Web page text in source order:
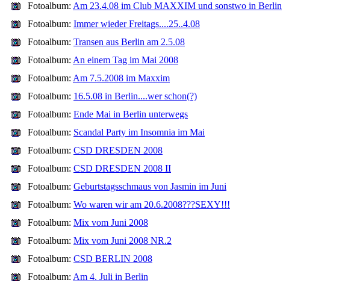
Fotoalbum: Am 23.4.08 im Club MAXXIM und sonstwo in Berlin
Fotoalbum: Immer wieder Freitags....25..4.08
Fotoalbum: Transen aus Berlin am 2.5.08
Fotoalbum: An einem Tag im Mai 2008
Fotoalbum: Am 7.5.2008 im Maxxim
Fotoalbum: 16.5.08 in Berlin....wer schon(?)
Fotoalbum: Ende Mai in Berlin unterwegs
Fotoalbum: Scandal Party im Insomnia im Mai
Fotoalbum: CSD DRESDEN 2008
Fotoalbum: CSD DRESDEN 2008 II
Fotoalbum: Geburtstagsschmaus von Jasmin im Juni
Fotoalbum: Wo waren wir am 20.6.2008???SEXY!!!
Fotoalbum: Mix vom Juni 2008
Fotoalbum: Mix vom Juni 2008 NR.2
Fotoalbum: CSD BERLIN 2008
Fotoalbum: Am 4. Juli in Berlin